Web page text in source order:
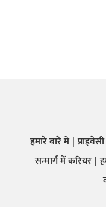
हमारे बारे में
सन्मार्ग में करियर